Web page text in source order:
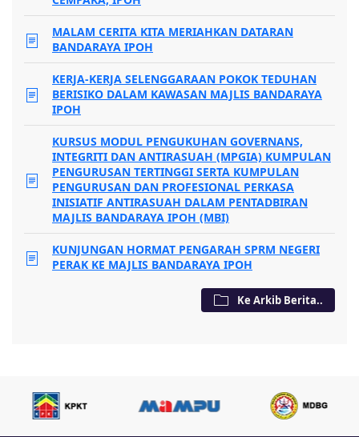
MALAM CERITA KITA MERIAHKAN DATARAN
BANDARAYA IPOH
KERJA-KERJA SELENGGARAAN POKOK TEDUHAN
BERISIKO DALAM KAWASAN MAJLIS BANDARAYA
IPOH
KURSUS MODUL PENGUKUHAN GOVERNANS,
INTEGRITI DAN ANTIRASUAH (MPGIA) KUMPULAN
PENGURUSAN TERTINGGI SERTA KUMPULAN
PENGURUSAN DAN PROFESIONAL PERKASA
INISIATIF ANTIRASUAH DALAM PENTADBIRAN
MAJLIS BANDARAYA IPOH (MBI)
KUNJUNGAN HORMAT PENGARAH SPRM NEGERI
PERAK KE MAJLIS BANDARAYA IPOH
Ke Arkib Berita..